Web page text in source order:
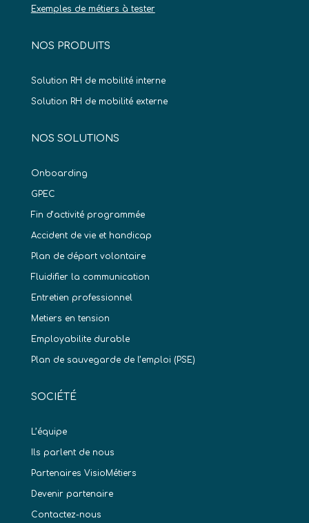
Exemples de métiers à tester
NOS PRODUITS
Solution RH de mobilité interne
Solution RH de mobilité externe
NOS SOLUTIONS
Onboarding
GPEC
Fin d’activité programmée
Accident de vie et handicap
Plan de départ volontaire
Fluidifier la communication
Entretien professionnel
Metiers en tension
Employabilite durable
Plan de sauvegarde de l’emploi (PSE)
SOCIÉTÉ
L’équipe
Ils parlent de nous
Partenaires VisioMétiers
Devenir partenaire
Contactez-nous